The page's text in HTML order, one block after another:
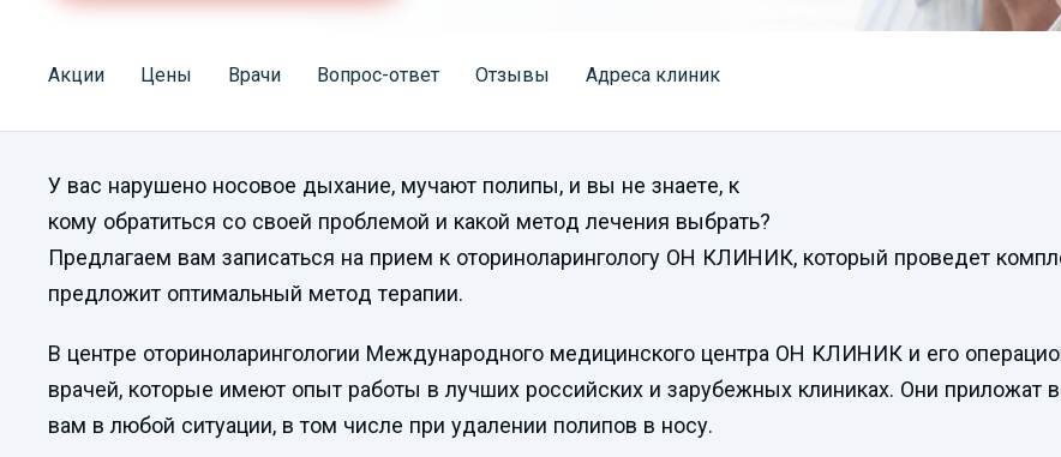
Акции Цены Врачи Вопрос-ответ Отзывы Адреса клиник
У вас нарушено носовое дыхание, мучают полипы, и вы не знаете, к
кому обратиться со своей проблемой и какой метод лечения выбрать?
Предлагаем вам записаться на прием к оториноларингологу ОН КЛИНИК, который проведет
предложит оптимальный метод терапии.
В центре оториноларингологии Международного медицинского центра ОН КЛИНИК и его
врачей, которые имеют опыт работы в лучших российских и зарубежных клиниках. Они приложат
вам в любой ситуации, в том числе при удалении полипов в носу.